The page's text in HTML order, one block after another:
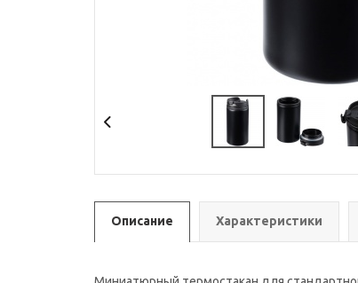
Описание Характеристики